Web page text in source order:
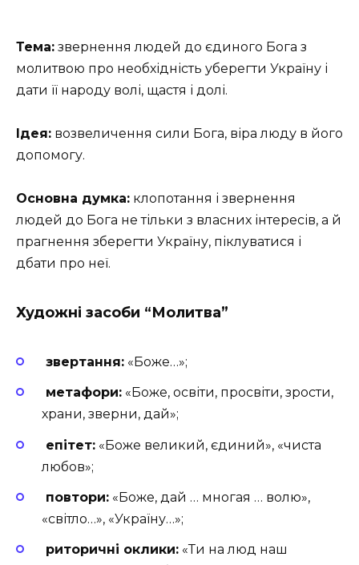
Тема: звернення людей до єдиного Бога з
молитвою про необхідність уберегти Україну і
дати її народу волі, щастя і долі.
Ідея: возвеличення сили Бога, віра люду в його
допомогу.
Основна думка: клопотання і звернення
людей до Бога не тільки з власних інтересів, а й
прагнення зберегти Україну, піклуватися і
дбати про неї.
Художні засоби “Молитва”
звертання: «Боже…»;
метафори: «Боже, освіти, просвіти, зрости,
храни, зверни, дай»;
епітет: «Боже великий, єдиний», «чиста
любов»;
повтори: «Боже, дай … многая … волю»,
«світло…», «Україну…»;
риторичні оклики: «Ти на люд наш